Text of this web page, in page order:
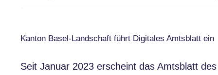
Kanton Basel-Landschaft führt Digitales Amtsblatt ein
Seit Januar 2023 erscheint das Amtsblatt des